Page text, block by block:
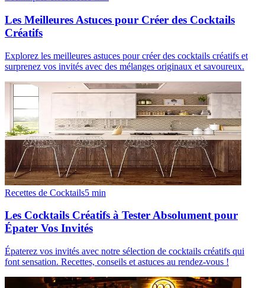
Les Meilleures Astuces pour Créer des Cocktails
Créatifs
Explorez les meilleures astuces pour créer des cocktails créatifs et
surprenez vos invités avec des mélanges originaux et savoureux.
Recettes de Cocktails5 min
Les Cocktails Créatifs à Tester Absolument pour
Épater Vos Invités
Épaterez vos invités avec notre sélection de cocktails créatifs qui
font sensation. Recettes, conseils et astuces au rendez-vous !